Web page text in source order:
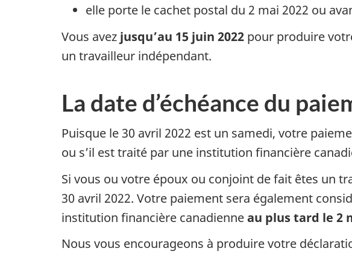
elle porte le cachet postal du 2 mai 2022 ou
Vous avez jusqu’au 15 juin 2022 pour produire
un travailleur indépendant.
La date d’échéance du
Puisque le 30 avril 2022 est un samedi, votre
ou s’il est traité par une institution financière
Si vous ou votre époux ou conjoint de fait êtes un
30 avril 2022. Votre paiement sera également
institution financière canadienneau plus tard le 2
Nous vous encourageons à produire votre